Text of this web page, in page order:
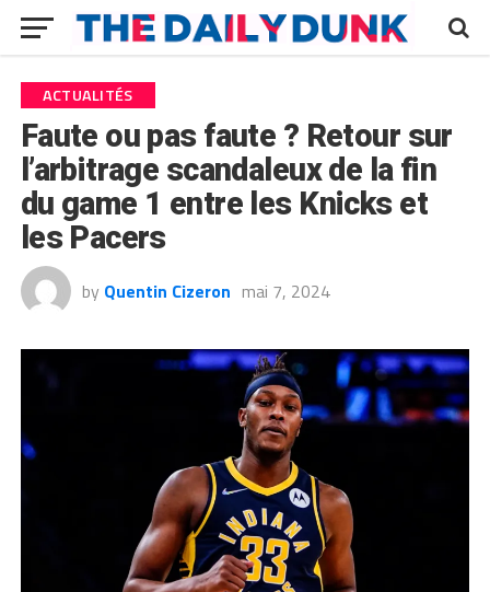
ACTUALITÉS
Faute ou pas faute ? Retour sur
l’arbitrage scandaleux de la fin
du game 1 entre les Knicks et
les Pacers
by Quentin Cizeron mai 7, 2024